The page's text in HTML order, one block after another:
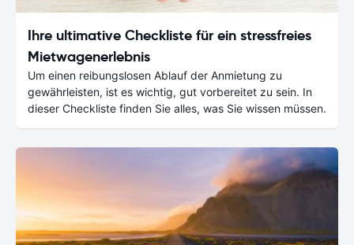
Ihre ultimative Checkliste für ein stressfreies
Mietwagenerlebnis
Um einen reibungslosen Ablauf der Anmietung zu
gewährleisten, ist es wichtig, gut vorbereitet zu sein. In
dieser Checkliste finden Sie alles, was Sie wissen müssen.